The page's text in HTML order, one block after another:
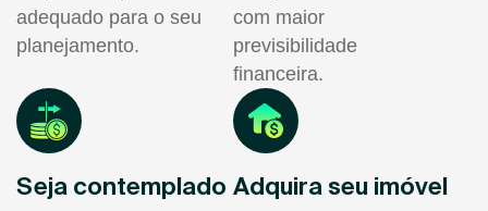
adequado para o seu
planejamento.
com maior
previsibilidade
financeira.
Seja contemplado Adquira seu imóvel